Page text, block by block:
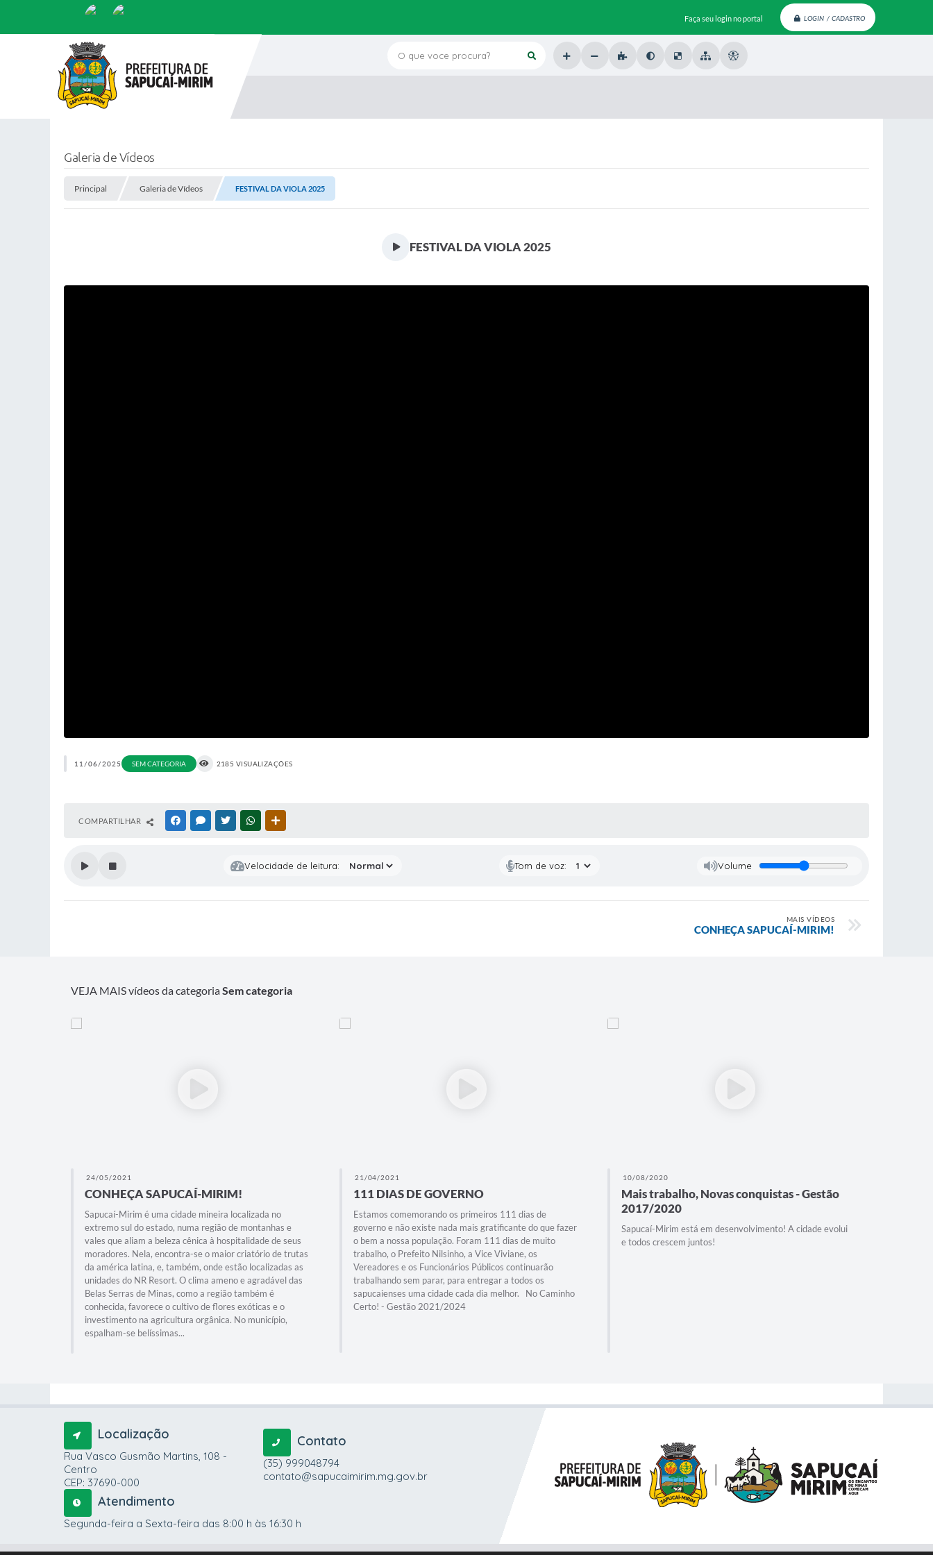
Faça seu login no portal LOGIN / CADASTRO
O que voce procura?
Galeria de Vídeos
Principal Galeria de Vídeos FESTIVAL DA VIOLA 2025
FESTIVAL DA VIOLA 2025
11/06/2025 SEM CATEGORIA 2185 VISUALIZAÇÕES
COMPARTILHAR FACEBOOKMESSENGER
TWITTERWHATSAPP
Velocidade de leitura: Tom de voz: Volume
MAIS VÍDEOS
CONHEÇA SAPUCAÍ-MIRIM!
VEJA MAIS vídeos da categoriaSem categoria
24/05/2021
CONHEÇA SAPUCAÍ-MIRIM!
Sapucaí-Mirim é uma cidade mineira localizada no
extremo sul do estado, numa região de montanhas e
vales que aliam a beleza cênica à hospitalidade de seus
moradores. Nela, encontra-se o maior criatório de trutas
da américa latina, e, também, onde estão localizadas as
unidades do NR Resort. O clima ameno e agradável das
Belas Serras de Minas, como a região também é
conhecida, favorece o cultivo de flores exóticas e o
investimento na agricultura orgânica. No município,
espalham-se belíssimas...
21/04/2021
111 DIAS DE GOVERNO
Estamos comemorando os primeiros 111 dias de
governo e não existe nada mais gratificante do que fazer
o bem a nossa população. Foram 111 dias de muito
trabalho, o Prefeito Nilsinho, a Vice Viviane, os
Vereadores e os Funcionários Públicos continuarão
trabalhando sem parar, para entregar a todos os
sapucaienses uma cidade cada dia melhor. No Caminho
Certo! - Gestão 2021/2024
10/08/2020
Mais trabalho, Novas conquistas - Gestão
2017/2020
Sapucaí-Mirim está em desenvolvimento! A cidade evolui
e todos crescem juntos!
Localização
Rua Vasco Gusmão Martins, 108 -
Centro
CEP: 37690-000
Contato
(35) 999048794
contato@sapucaimirim.mg.gov.br
Atendimento
Segunda-feira a Sexta-feira das 8:00 h às 16:30 h